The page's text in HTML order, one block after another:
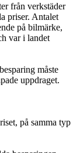
från verkstäder
priser. Antalet
på bilmärke,
var i landet
måste
uppdraget.
på samma typ